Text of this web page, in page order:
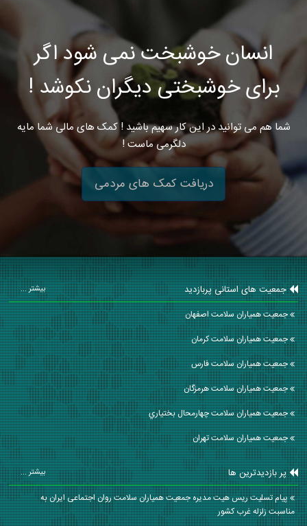
انسان خوشبخت نمی شود اگر
برای خوشبختی دیگران نکوشد !
شما هم می توانید در این کار سهیم باشید ! کمک های مالی شما مایه
دلگرمی ماست !
دریافت کمک های مردمی
جمعیت های استانی پربازدید بیشتر ...
جمعیت همیاران سلامت اصفهان
جمعیت همیاران سلامت كرمان
جمعیت همیاران سلامت فارس
جمعیت همیاران سلامت هرمزگان
جمعیت همیاران سلامت چهارمحال بختياري
جمعیت همیاران سلامت تهران
پر بازدیدترین ها بیشتر ...
پیام تسلیت ریس هیت مدیره جمعیت همیاران سلامت روان اجتماعی ایران به
مناسبت زلزله غرب کشور